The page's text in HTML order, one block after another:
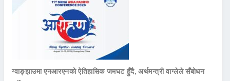
ग्वाङ्झाउमा एनआरएनको ऐतिहासिक जमघट हुँदै, अर्थमन्त्री वाग्लेले सँबोधन